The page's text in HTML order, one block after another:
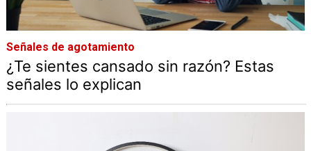
Señales de agotamiento
¿Te sientes cansado sin razón? Estas
señales lo explican